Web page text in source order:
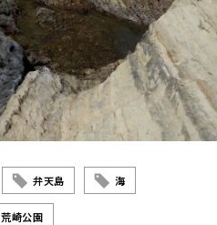
弁天島 海
荒崎公園